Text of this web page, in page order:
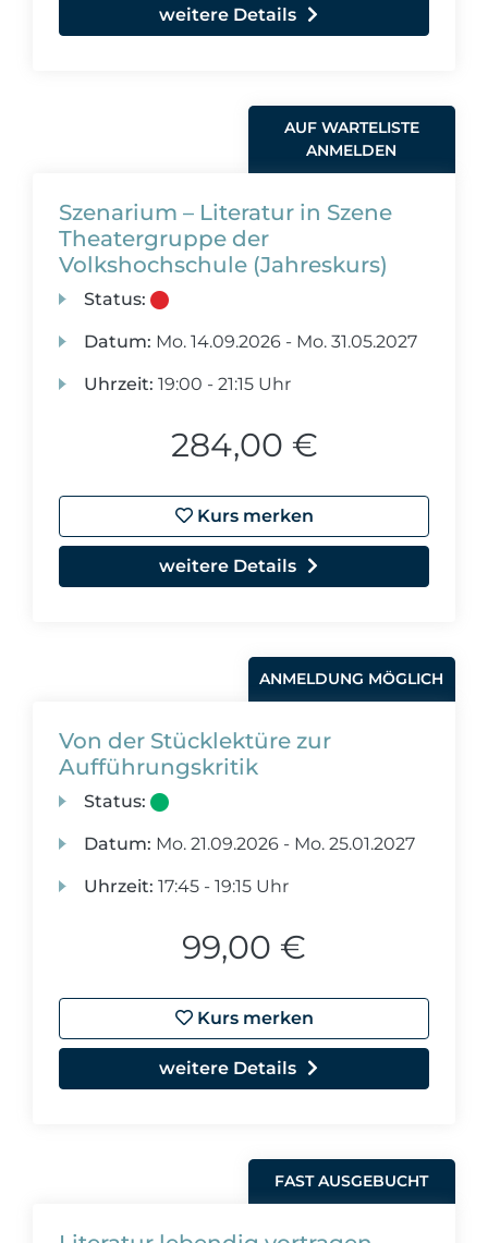
weitere Details
AUF WARTELISTE
ANMELDEN
Szenarium – Literatur in Szene
Theatergruppe der
Volkshochschule (Jahreskurs)
Status:
Datum: Mo. 14.09.2026 - Mo. 31.05.2027
Uhrzeit: 19:00 - 21:15 Uhr
284,00 €
Kurs merken
weitere Details
ANMELDUNG MÖGLICH
Von der Stücklektüre zur
Aufführungskritik
Status:
Datum: Mo. 21.09.2026 - Mo. 25.01.2027
Uhrzeit: 17:45 - 19:15 Uhr
99,00 €
Kurs merken
weitere Details
FAST AUSGEBUCHT